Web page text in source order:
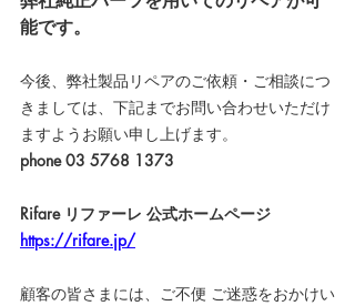
能です。
今後、弊社製品リペアのご依頼・ご相談につ
きましては、下記までお問い合わせいただけ
ますようお願い申し上げます。
phone 03 5768 1373
Rifare リファーレ 公式ホームページ
https://rifare.jp/
顧客の皆さまには、ご不便 ご迷惑をおかけい